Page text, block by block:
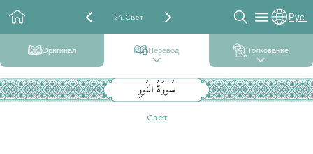
24. Свет Рус.
Оригинал Перевод Толкование
سُورَةُ النُورِ
Свет